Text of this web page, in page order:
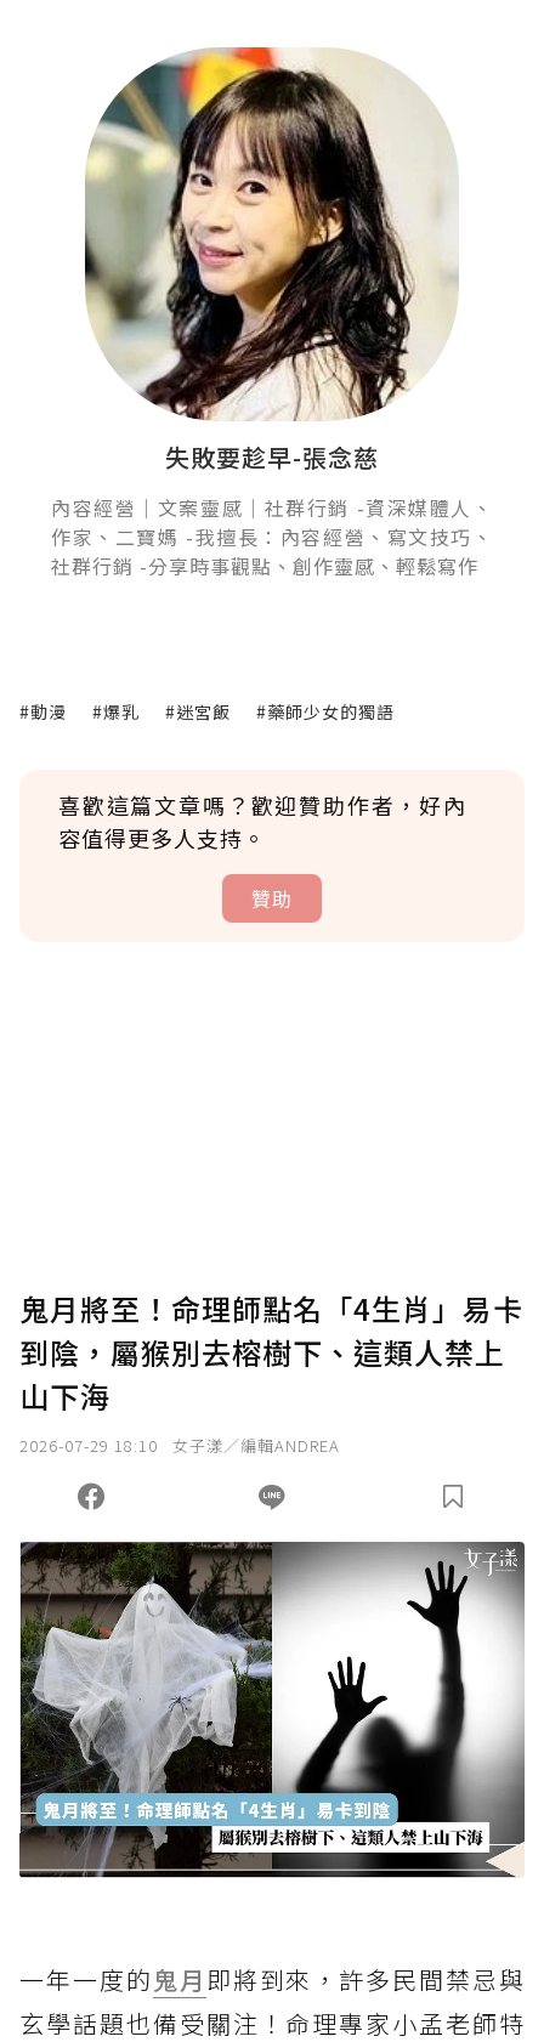
失敗要趁早-張念慈
內容經營｜文案靈感｜社群行銷 -資深媒體人、
作家、二寶媽 -我擅長：內容經營、寫文技巧、
社群行銷 -分享時事觀點、創作靈感、輕鬆寫作
#動漫 #爆乳 #迷宮飯 #藥師少女的獨語
喜歡這篇文章嗎？歡迎贊助作者，好內
容值得更多人支持。
贊助
確認送出
您當前剩餘 U 利點數：0點；前往 購買點數
鬼月將至！命理師點名「4生肖」易卡
到陰，屬猴別去榕樹下、這類人禁上
山下海
2026-07-29 18:10 女子漾／編輯ANDREA
一年一度的 鬼月 即將到來，許多民間禁忌與
玄學話題也備受關注！命理專家小孟老師特